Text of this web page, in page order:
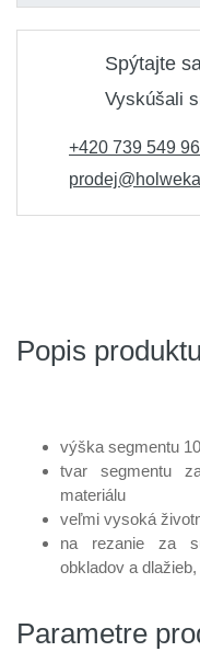
Spýtajte
Vyskúšali
+420 739 549
Popis produktu
výška segmentu
tvar segmentu
materiálu
veľmi vysoká
na rezanie za
obkladov a
Parametre